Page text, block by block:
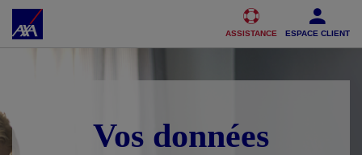
Accéder au Contenu Accéder au Pied de page
ASSISTANCE ESPACE CLIENT
Vos données